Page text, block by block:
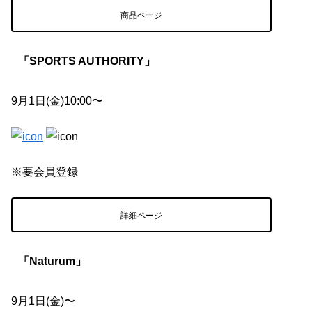
商品ページ
「SPORTS AUTHORITY」
9月1日(金)10:00〜
※要会員登録
詳細ページ
「Naturum」
9月1日(金)〜